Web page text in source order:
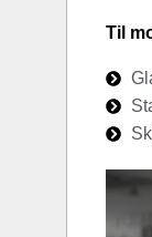
Til